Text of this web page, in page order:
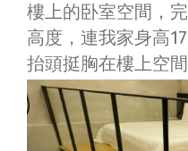
樓上的卧室空間，
高度，連我家身高
抬頭挺胸在樓上空間